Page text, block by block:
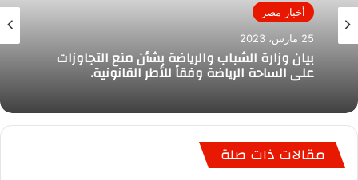
أخبار مصر
25 مارس، 2023
بيان وزارة الشباب والرياضة بشأن منع التجاوزات
على الساحة الرياضة وفقاً للأطر القانونية.
مقالات ذات صلة